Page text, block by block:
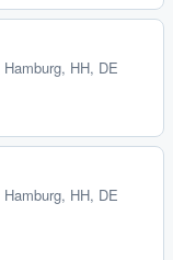
Hamburg, HH, DE
Hamburg, HH, DE